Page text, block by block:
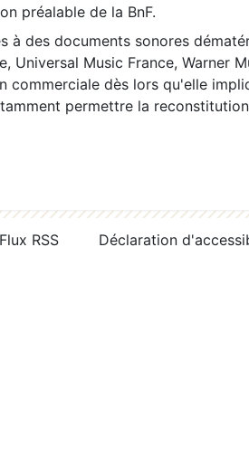
préalable de la BnF.
à des documents sonores
Universal Music France, Warner
commerciale dès lors qu'elle
permettre la
Flux RSS Déclaration